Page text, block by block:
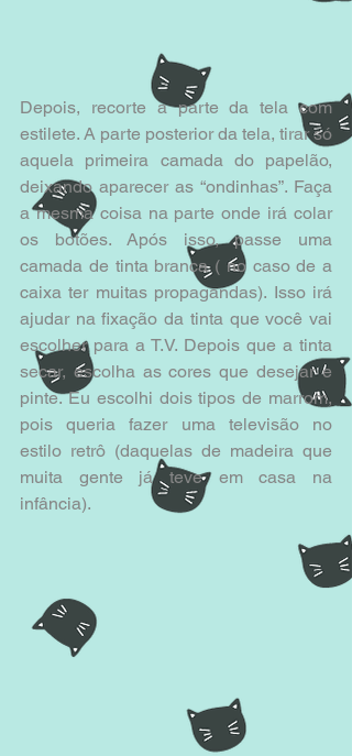
Depois, recorte a parte da tela com
estilete. A parte posterior da tela, tirar só
aquela primeira camada do papelão,
deixando aparecer as “ondinhas”. Faça
a mesma coisa na parte onde irá colar
os botões. Após isso, passe uma
camada de tinta branca ( no caso de a
caixa ter muitas propagandas). Isso irá
ajudar na fixação da tinta que você vai
escolher para a T.V. Depois que a tinta
secar, escolha as cores que desejar e
pinte. Eu escolhi dois tipos de marrom,
pois queria fazer uma televisão no
estilo retrô (daquelas de madeira que
muita gente já teve em casa na
infância).